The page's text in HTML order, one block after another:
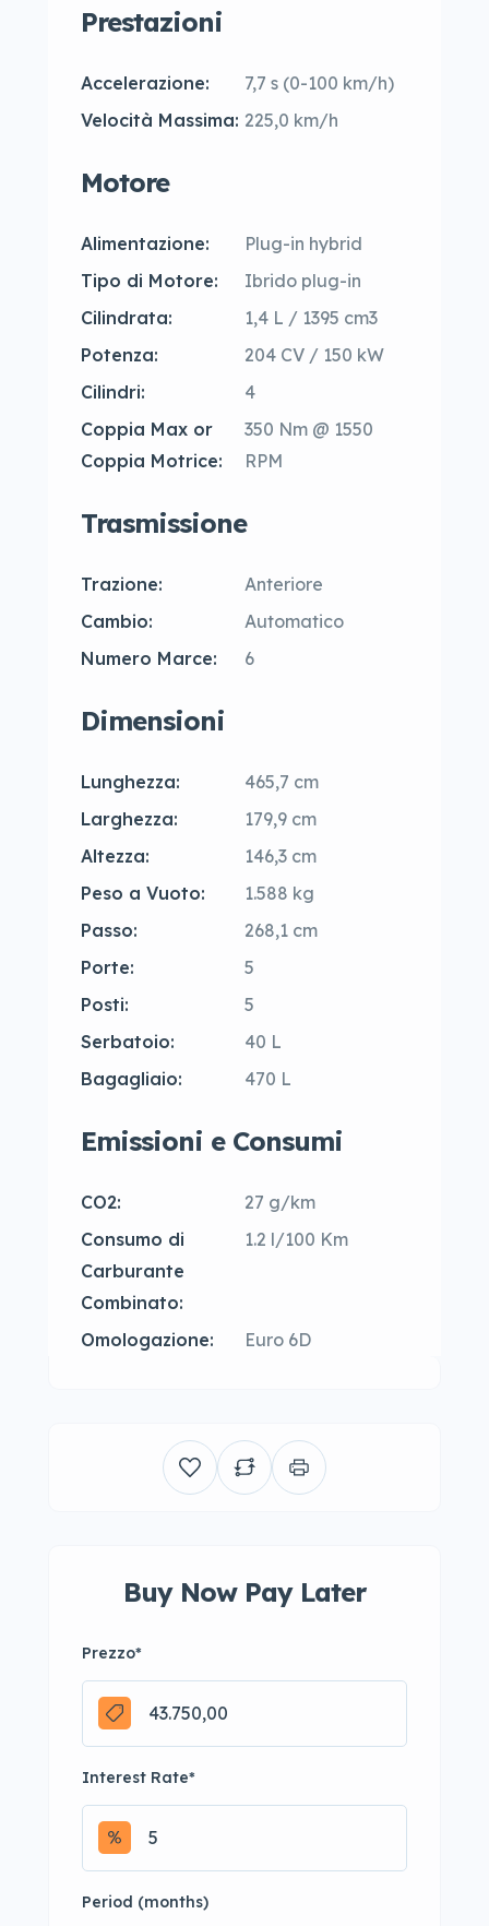
Prestazioni
Accelerazione:
7,7 s (0-100 km/h)
Velocità Massima: 225,0 km/h
Motore
Alimentazione:
Plug-in hybrid
Tipo di Motore:
Ibrido plug-in
Cilindrata:
1,4 L / 1395 cm3
Potenza:
204 CV / 150 kW
Cilindri:
4
Coppia Max or
Coppia Motrice:
350 Nm @ 1550
RPM
Trasmissione
Trazione:
Anteriore
Cambio:
Automatico
Numero Marce:
6
Dimensioni
Lunghezza:
465,7 cm
Larghezza:
179,9 cm
Altezza:
146,3 cm
Peso a Vuoto:
1.588 kg
Passo:
268,1 cm
Porte:
5
Posti:
5
Serbatoio:
40 L
Bagagliaio:
470 L
Emissioni e Consumi
CO2:
27 g/km
Consumo di
Carburante
Combinato:
1.2 l/100 Km
Omologazione: Euro 6D
Buy Now Pay Later
Prezzo*
Interest Rate*
Period (months)